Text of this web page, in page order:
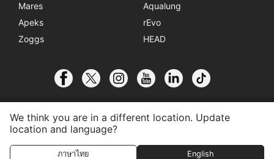
Mares
Aqualung
Apeks
rEvo
Zoggs
HEAD
We think you are in a different location. Update
location and language?
ภาษาไทย English